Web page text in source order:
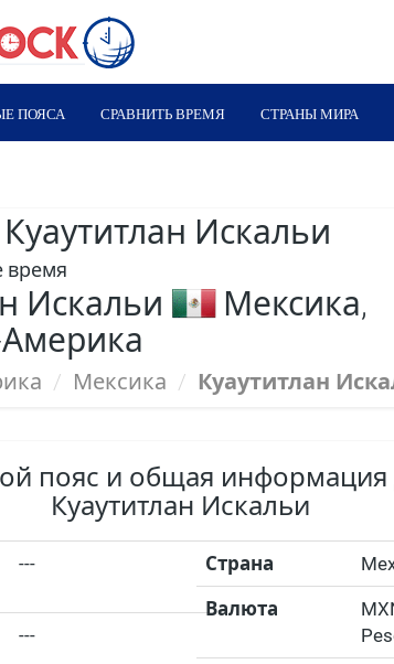
ПОЯСА СРАВНИТЬ ВРЕМЯ СТРАНЫ МИРА
Искальи
время
Искальи
Мексика,
/ Мексика / Куаутитлан
пояс и общая информация
Куаутитлан Искальи
---
---
Страна
Валюта